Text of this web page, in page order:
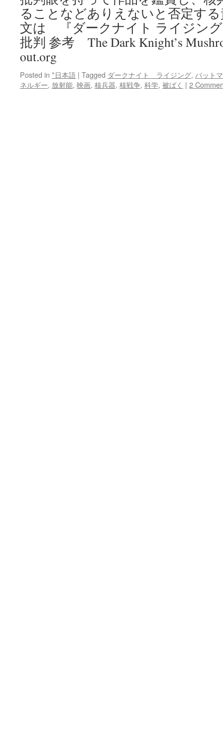
ることなどありえないと否定す
文は 『ダークナイト ライジン
批判 参考 The Dark Knight’s
out.org
Posted in *日本語 | Tagged ダークナイト ライジング, バット
ネルギー, 放射能, 映画, 核兵器, 核戦争, 科学, 被ばく | 2